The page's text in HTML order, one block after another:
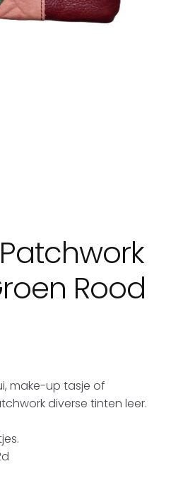
Rood
make-up tasje of
diverse tinten leer.